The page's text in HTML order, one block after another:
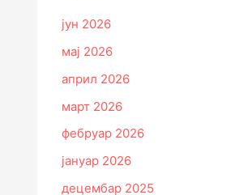
јун 2026
мај 2026
април 2026
март 2026
фебруар 2026
јануар 2026
децембар 2025